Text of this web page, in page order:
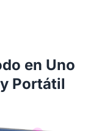
en Uno
Portátil